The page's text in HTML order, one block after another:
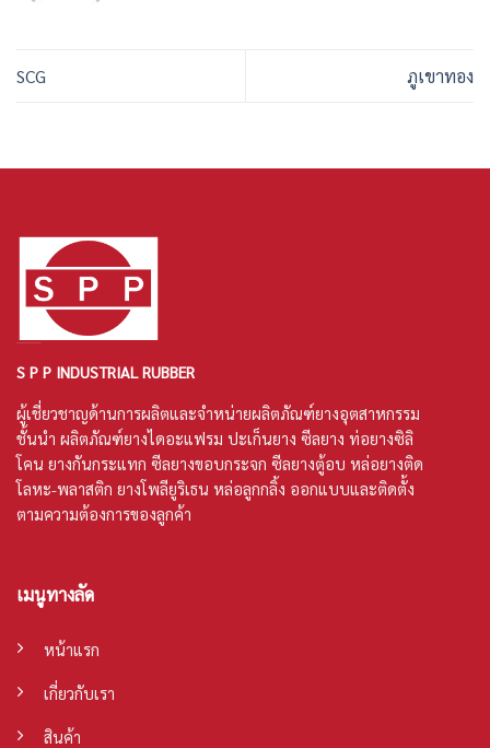
SCG ภูเขาทอง
S P P INDUSTRIAL RUBBER
ผู้เชี่ยวชาญด้านการผลิตและจำหน่ายผลิตภัณฑ์ยางอุตสาหกรรม
ชั้นนำ ผลิตภัณฑ์ยางไดอะแฟรม ปะเก็นยาง ซีลยาง ท่อยางซิลิ
โคน ยางกันกระแทก ซีลยางขอบกระจก ซีลยางตู้อบ หล่อยางติด
โลหะ-พลาสติก ยางโพลียูริเธน หล่อลูกกลิ้ง ออกแบบและติดตั้ง
ตามความต้องการของลูกค้า
เมนูทางลัด
หน้าแรก
เกี่ยวกับเรา
สินค้า